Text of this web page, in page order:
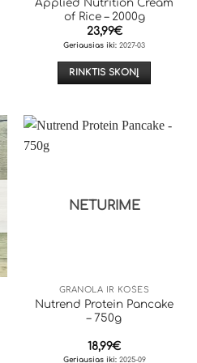
page
Applied Nutrition Cream
of Rice – 2000g
23,99€
Geriausias iki: 2027-03
RINKTIS SKONĮ
has
may
product
page
NETURIME
GRANOLA IR KOŠĖS
Nutrend Protein Pancake
– 750g
18,99€
Geriausias iki:2025-09